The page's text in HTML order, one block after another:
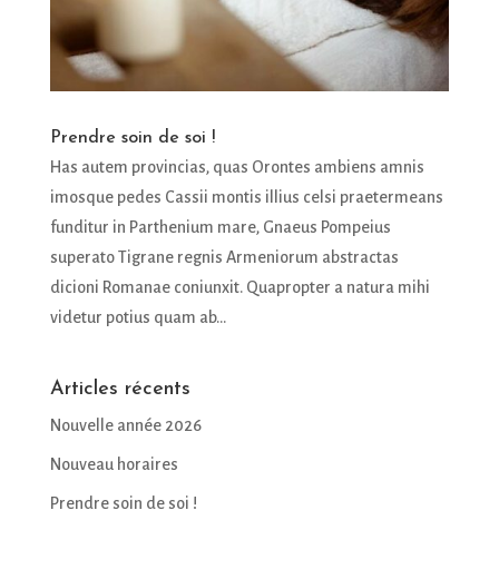
Prendre soin de soi !
Has autem provincias, quas Orontes ambiens amnis
imosque pedes Cassii montis illius celsi praetermeans
funditur in Parthenium mare, Gnaeus Pompeius
superato Tigrane regnis Armeniorum abstractas
dicioni Romanae coniunxit. Quapropter a natura mihi
videtur potius quam ab...
Articles récents
Nouvelle année 2026
Nouveau horaires
Prendre soin de soi !